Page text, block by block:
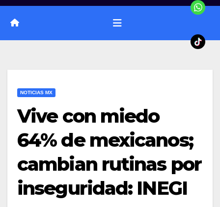
NOTICIAS MX
Vive con miedo
64% de mexicanos;
cambian rutinas por
inseguridad: INEGI